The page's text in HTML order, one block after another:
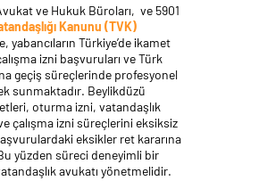
ve Hukuk Büroları, ve 5901
Kanunu (TVK)
yabancıların Türkiye’de ikamet
izni başvuruları ve Türk
geçiş süreçlerinde profesyonel
sunmaktadır. Beylikdüzü
oturma izni, vatandaşlık
çalışma izni süreçlerini eksiksiz
eksikler ret kararına
yüzden süreci deneyimli bir
avukatı yönetmelidir.